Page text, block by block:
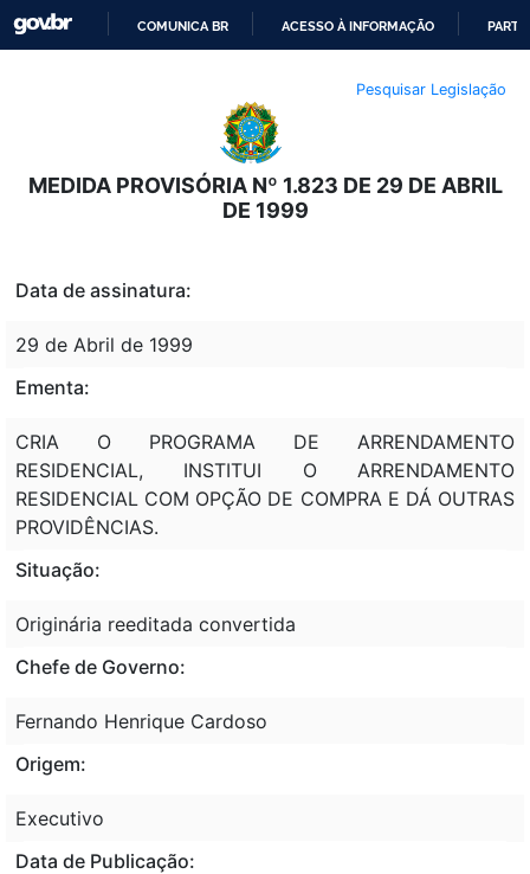
O
CONTEÚDO
COMUNICA BR ACESSO À INFORMAÇÃO
Pesquisar Legislação
MEDIDA PROVISÓRIA Nº 1.823 DE 29 DE ABRIL
DE 1999
Data de assinatura:
29 de Abril de 1999
Ementa:
CRIA O PROGRAMA DE ARRENDAMENTO
RESIDENCIAL, INSTITUI O ARRENDAMENTO
RESIDENCIAL COM OPÇÃO DE COMPRA E DÁ OUTRAS
PROVIDÊNCIAS.
Situação:
Originária reeditada convertida
Chefe de Governo:
Fernando Henrique Cardoso
Origem:
Executivo
Data de Publicação: